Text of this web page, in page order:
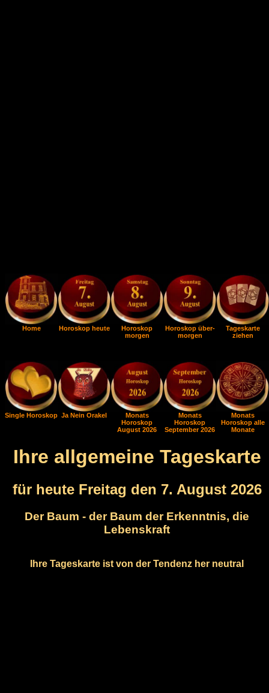
Home Horoskop heute
Horoskop
morgen
Horoskop über-
morgen
Tageskarte
ziehen
Single Horoskop Ja Nein Orakel
Monats
Horoskop
August 2026
Monats
Horoskop
September 2026
Monats
Horoskop alle
Monate
Ihre allgemeine Tageskarte
für heute Freitag den 7. August 2026
Der Baum - der Baum der Erkenntnis, die
Lebenskraft
Ihre Tageskarte ist von der Tendenz her neutral